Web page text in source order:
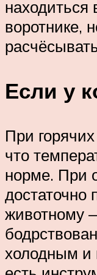
находиться
воротнике,
Если у
При
что
норме. При
достаточно
животному
холодным